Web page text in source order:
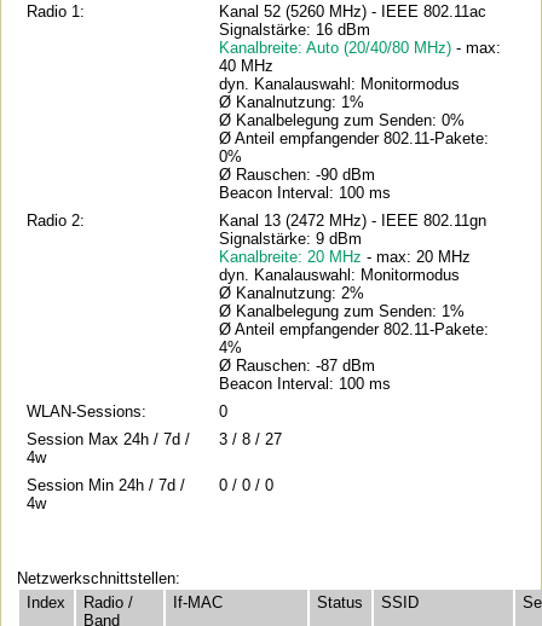
Radio 1:
Kanal 52 (5260 MHz) - IEEE 802.11ac
Signalstärke: 16 dBm
Kanalbreite: Auto (20/40/80 MHz)- max:
40 MHz
dyn. Kanalauswahl: Monitormodus
Ø Kanalnutzung: 1%
Ø Kanalbelegung zum Senden: 0%
Ø Anteil empfangender 802.11-Pakete:
0%
Ø Rauschen: -90 dBm
Beacon Interval: 100 ms
Radio 2:
Kanal 13 (2472 MHz) - IEEE 802.11gn
Signalstärke: 9 dBm
Kanalbreite: 20 MHz- max: 20 MHz
dyn. Kanalauswahl: Monitormodus
Ø Kanalnutzung: 2%
Ø Kanalbelegung zum Senden: 1%
Ø Anteil empfangender 802.11-Pakete:
4%
Ø Rauschen: -87 dBm
Beacon Interval: 100 ms
WLAN-Sessions:
0
Session Max 24h / 7d /
4w
3 / 8 / 27
Session Min 24h / 7d /
4w
0 / 0 / 0
Netzwerkschnittstellen:
Index
Radio /
Band
If-MAC Status SSID